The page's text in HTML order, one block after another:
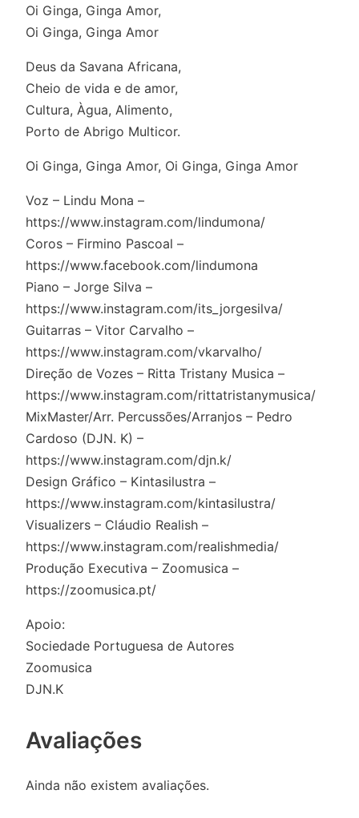
Oi Ginga, Ginga Amor,
Oi Ginga, Ginga Amor
Deus da Savana Africana,
Cheio de vida e de amor,
Cultura, Àgua, Alimento,
Porto de Abrigo Multicor.
Oi Ginga, Ginga Amor, Oi Ginga, Ginga Amor
Voz – Lindu Mona –
https://www.instagram.com/lindumona/
Coros – Firmino Pascoal –
https://www.facebook.com/lindumona
Piano – Jorge Silva –
https://www.instagram.com/its_jorgesilva/
Guitarras – Vitor Carvalho –
https://www.instagram.com/vkarvalho/
Direção de Vozes – Ritta Tristany Musica –
https://www.instagram.com/rittatristanymusica/
MixMaster/Arr. Percussões/Arranjos – Pedro
Cardoso (DJN. K) –
https://www.instagram.com/djn.k/
Design Gráfico – Kintasilustra –
https://www.instagram.com/kintasilustra/
Visualizers – Cláudio Realish –
https://www.instagram.com/realishmedia/
Produção Executiva – Zoomusica –
https://zoomusica.pt/
Apoio:
Sociedade Portuguesa de Autores
Zoomusica
DJN.K
Avaliações
Ainda não existem avaliações.